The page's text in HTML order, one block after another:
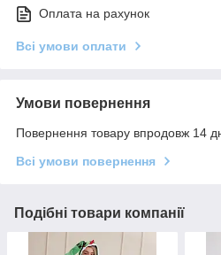
Оплата на рахунок
Всі умови оплати
Умови повернення
Повернення товару впродовж 14
Всі умови повернення
Подібні товари компанії